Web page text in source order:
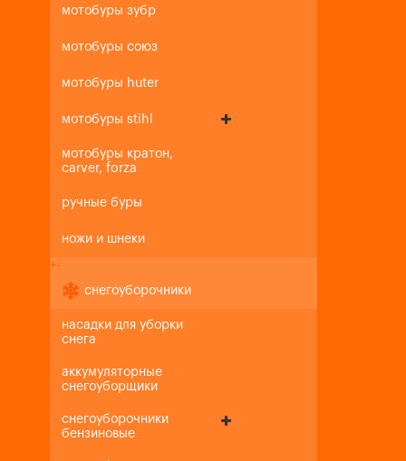
мотобуры зубр
мотобуры союз
мотобуры huter
мотобуры stihl
мотобуры кратон,
carver, forza
ручные буры
ножи и шнеки
+-
снегоуборочники
насадки для уборки
снега
аккумуляторные
снегоуборщики
снегоуборочники
бензиновые